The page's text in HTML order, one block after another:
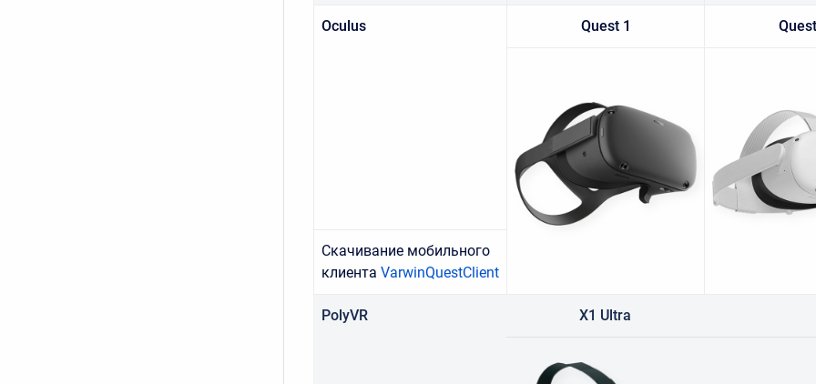
Oculus Quest 1
Скачивание мобильного
клиента VarwinQuestClient
PolyVR X1 Ultra